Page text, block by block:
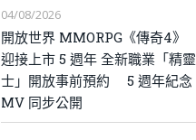
04/08/2026
開放世界 MMORPG《傳奇4》
迎接上市 5 週年 全新職業「精靈
士」開放事前預約 5 週年紀念
MV 同步公開